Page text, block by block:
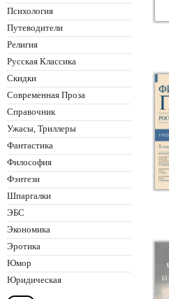
Психология
Путеводители
Религия
Русская Классика
Скидки
Современная Проза
Справочник
Ужасы, Триллеры
Фантастика
Философия
Фэнтези
Шпаргалки
ЭБС
Экономика
Эротика
Юмор
Юридическая